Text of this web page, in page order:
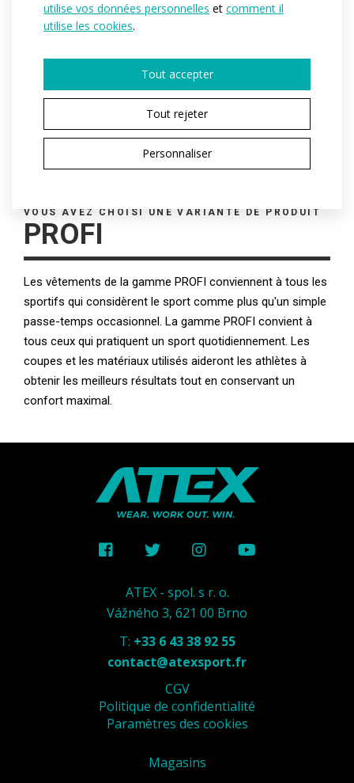
utilise vos données personnelles et comment il
utilise les cookies.
Tout accepter
Tout rejeter
Personnaliser
Tailles enfant:
152
Tailles adulte:
XS / S / M / L / XL / XXL / 3XL / 4XL
DEMANDER UN DEVIS
VOUS AVEZ CHOISI UNE VARIANTE DE PRODUIT
PROFI
Les vêtements de la gamme PROFI conviennent à tous les
sportifs qui considèrent le sport comme plus qu'un simple
passe-temps occasionnel. La gamme PROFI convient à
tous ceux qui pratiquent un sport quotidiennement. Les
coupes et les matériaux utilisés aideront les athlètes à
obtenir les meilleurs résultats tout en conservant un
confort maximal.
ATEX - spol. s r. o.
Vážného 3, 621 00 Brno
T: +33 6 43 38 92 55
contact@atexsport.fr
CGV
Politique de confidentialité
Paramètres des cookies
Magasins